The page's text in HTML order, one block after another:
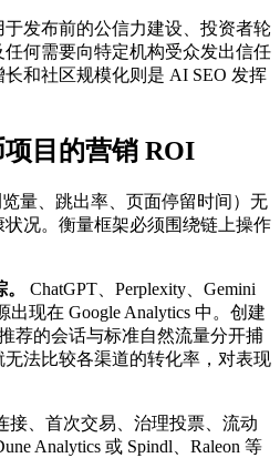
发布前的公信力建设、投资者轮
何需要向特定机构受众发出信任
和社区规模化则是 AI SEO 发挥
目的营销 ROI
量、跳出率、页面停留时间）无
况。衡量框架必须围绕链上操作
ChatGPT、Perplexity、Gemini
出现在 Google Analytics 中。创建
荐的会话与标准自然流量分开捕
法比较各渠道的转化率，对表现
接、首次交易、治理投票、流动
Analytics 或 Spindl、Raleon 等